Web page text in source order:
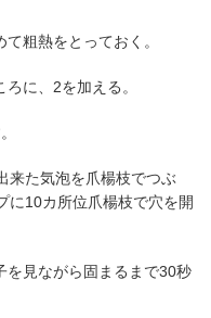
粗熱をとっておく。
に、2を加える。
来た気泡を爪楊枝でつぶ
に10カ所位爪楊枝で穴を開
を見ながら固まるまで30秒